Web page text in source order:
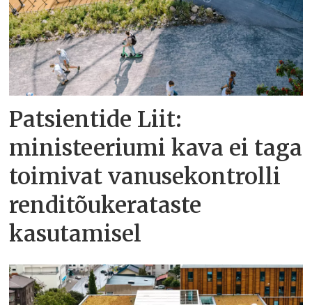
Patsientide Liit:
ministeeriumi kava ei taga
toimivat vanusekontrolli
renditõukerataste
kasutamisel